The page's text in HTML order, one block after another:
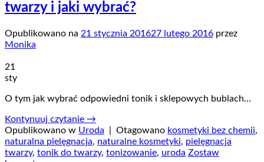
twarzy i jaki wybrać?
Opublikowano na 21 stycznia 201627 lutego 2016 przez
Monika
21
sty
O tym jak wybrać odpowiedni tonik i sklepowych bublach…
Kontynuuj czytanie →
Opublikowano w Uroda Otagowano kosmetyki bez chemii,
naturalna pielęgnacja, naturalne kosmetyki, pielęgnacja
twarzy, tonik do twarzy, tonizowanie, uroda Zostaw